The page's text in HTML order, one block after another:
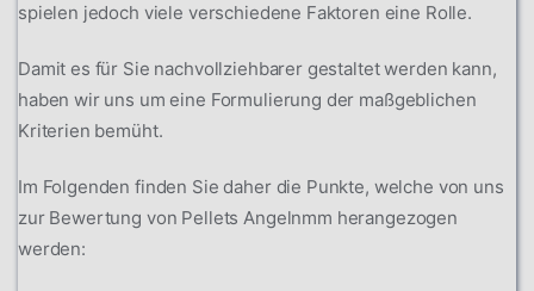
spielen jedoch viele verschiedene Faktoren eine Rolle.
Damit es für Sie nachvollziehbarer gestaltet werden kann,
haben wir uns um eine Formulierung der maßgeblichen
Kriterien bemüht.
Im Folgenden finden Sie daher die Punkte, welche von uns
zur Bewertung von Pellets Angelnmm herangezogen
werden: